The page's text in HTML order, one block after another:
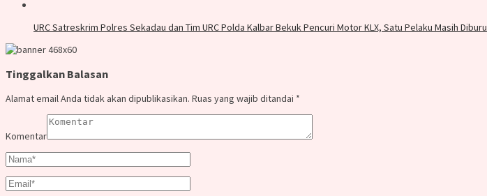
URC Satreskrim Polres Sekadau dan Tim URC Polda Kalbar Bekuk Pencuri Motor KLX, Satu Pelaku Masih Diburu
Tinggalkan Balasan
Alamat email Anda tidak akan dipublikasikan. Ruas yang wajib ditandai *
Komentar